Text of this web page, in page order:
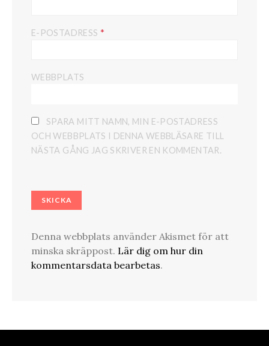
E-POSTADRESS *
WEBBPLATS
SPARA MITT NAMN, MIN E-POSTADRESS
OCH WEBBPLATS I DENNA WEBBLÄSARE TILL
NÄSTA GÅNG JAG SKRIVER EN KOMMENTAR.
Denna webbplats använder Akismet för att
minska skräppost. Lär dig om hur din
kommentarsdata bearbetas.